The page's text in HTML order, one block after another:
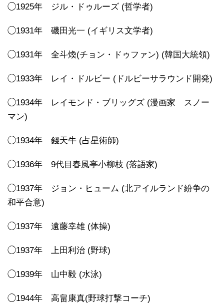
◯1925年 ジル・ドゥルーズ (哲学者)
◯1931年 磯田光一 (イギリス文学者)
◯1931年 全斗煥(チョン・ドゥファン) (韓国大統領)
◯1933年 レイ・ドルビー (ドルビーサラウンド開発)
◯1934年 レイモンド・ブリッグズ (漫画家 スノー
マン)
◯1934年 錢天牛 (占星術師)
◯1936年 9代目春風亭小柳枝 (落語家)
◯1937年 ジョン・ヒューム (北アイルランド紛争の
和平合意)
◯1937年 遠藤幸雄 (体操)
◯1937年 上田利治 (野球)
◯1939年 山中毅 (水泳)
◯1944年 高畠康真(野球打撃コーチ)